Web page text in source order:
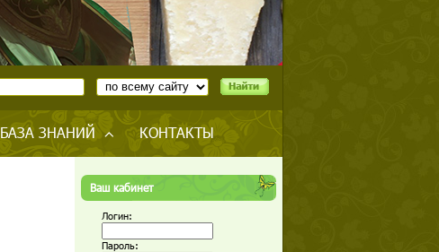
БАЗА ЗНАНИЙ КОНТАКТЫ
Ваш кабинет
Логин:
Пароль: